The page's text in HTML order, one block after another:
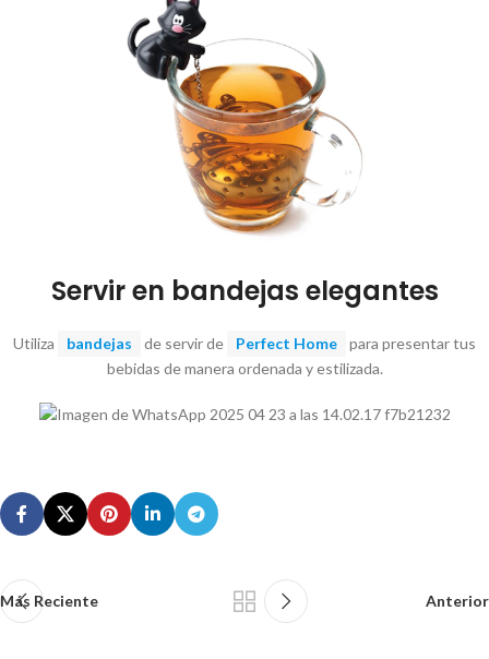
Servir en bandejas elegantes
Utiliza bandejas de servir de Perfect Home
para presentar tus
bebidas de manera ordenada y estilizada.
Más Reciente Anterior